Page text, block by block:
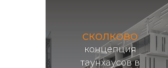
СКОЛКОВО
концепция
таунхаусов в